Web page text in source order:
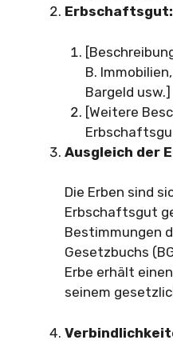
Erbschaftsgut:
B.
Bargeld usw.]
[Weitere
Ausgleich der
Die Erben sind
Erbschaftsgut
Bestimmungen
Gesetzbuchs
Erbe erhält
seinem